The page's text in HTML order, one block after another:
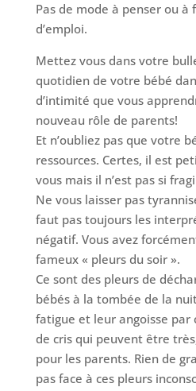
Pas de mode à penser ou à
d’emploi.
Mettez vous dans votre
quotidien de votre bébé
d’intimité que vous
nouveau rôle de parents!
Et n’oubliez pas que votre
ressources. Certes, il est
vous mais il n’est pas si
Ne vous laisser pas
faut pas toujours les
négatif. Vous avez
fameux « pleurs du soir ».
Ce sont des pleurs de
bébés à la tombée de la
fatigue et leur angoisse
de cris qui peuvent être
pour les parents. Rien de
pas face à ces pleurs